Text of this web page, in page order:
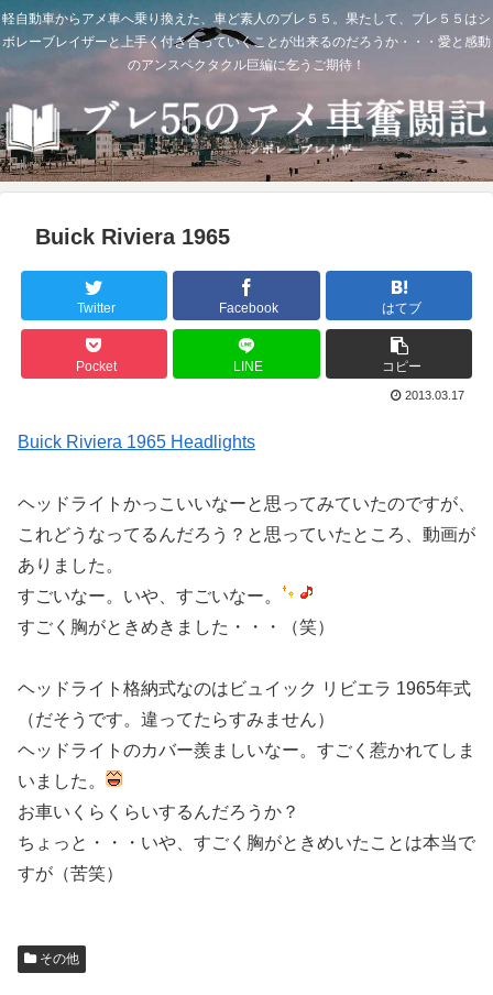
軽自動車からアメ車へ乗り換えた、車ど素人のブレ５５。果たして、ブレ５５はシ
ボレーブレイザーと上手く付き合っていくことが出来るのだろうか・・・愛と感動
のアンスペクタクル巨編に乞うご期待！
Buick Riviera 1965
Twitter Facebook はてブ
Pocket LINE コピー
2013.03.17
Buick Riviera 1965 Headlights
ヘッドライトかっこいいなーと思ってみていたのですが、
これどうなってるんだろう？と思っていたところ、動画が
ありました。
すごいなー。いや、すごいなー。
すごく胸がときめきました・・・（笑）
ヘッドライト格納式なのはビュイック リビエラ 1965年式
（だそうです。違ってたらすみません）
ヘッドライトのカバー羨ましいなー。すごく惹かれてしま
いました。
お車いくらくらいするんだろうか？
ちょっと・・・いや、すごく胸がときめいたことは本当で
すが（苦笑）
その他